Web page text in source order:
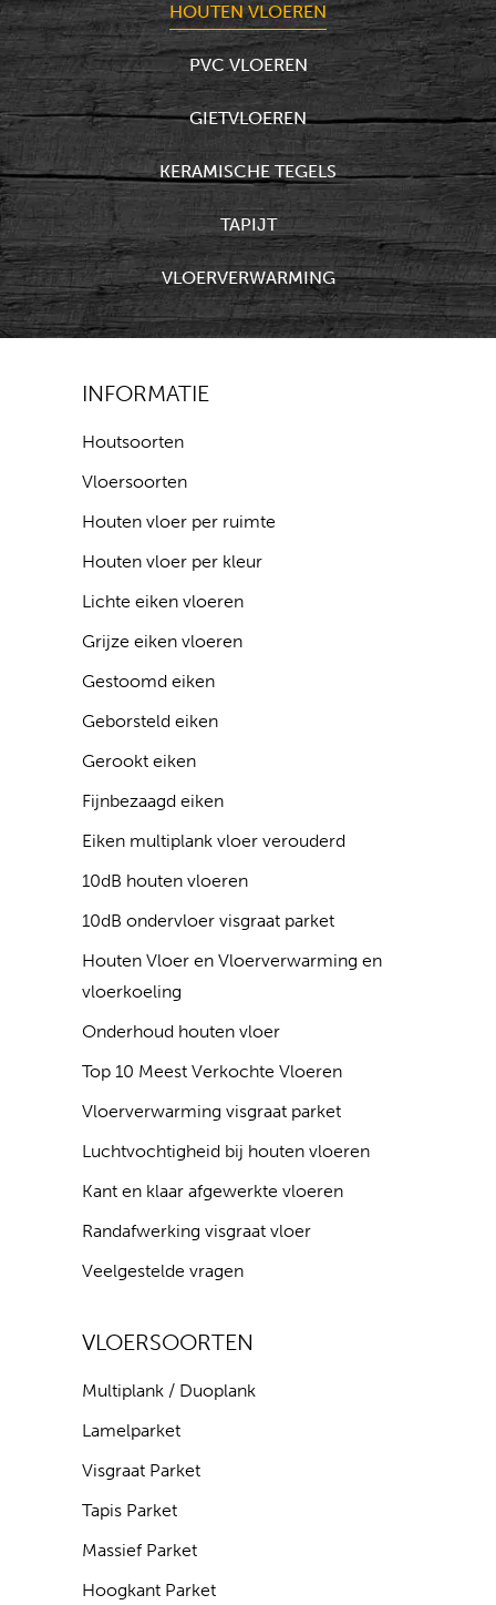
HOUTEN VLOEREN
PVC VLOEREN
GIETVLOEREN
KERAMISCHE TEGELS
TAPIJT
VLOERVERWARMING
INFORMATIE
Houtsoorten
Vloersoorten
Houten vloer per ruimte
Houten vloer per kleur
Lichte eiken vloeren
Grijze eiken vloeren
Gestoomd eiken
Geborsteld eiken
Gerookt eiken
Fijnbezaagd eiken
Eiken multiplank vloer verouderd
10dB houten vloeren
10dB ondervloer visgraat parket
Houten Vloer en Vloerverwarming en
vloerkoeling
Onderhoud houten vloer
Top 10 Meest Verkochte Vloeren
Vloerverwarming visgraat parket
Luchtvochtigheid bij houten vloeren
Kant en klaar afgewerkte vloeren
Randafwerking visgraat vloer
Veelgestelde vragen
VLOERSOORTEN
Multiplank / Duoplank
Lamelparket
Visgraat Parket
Tapis Parket
Massief Parket
Hoogkant Parket